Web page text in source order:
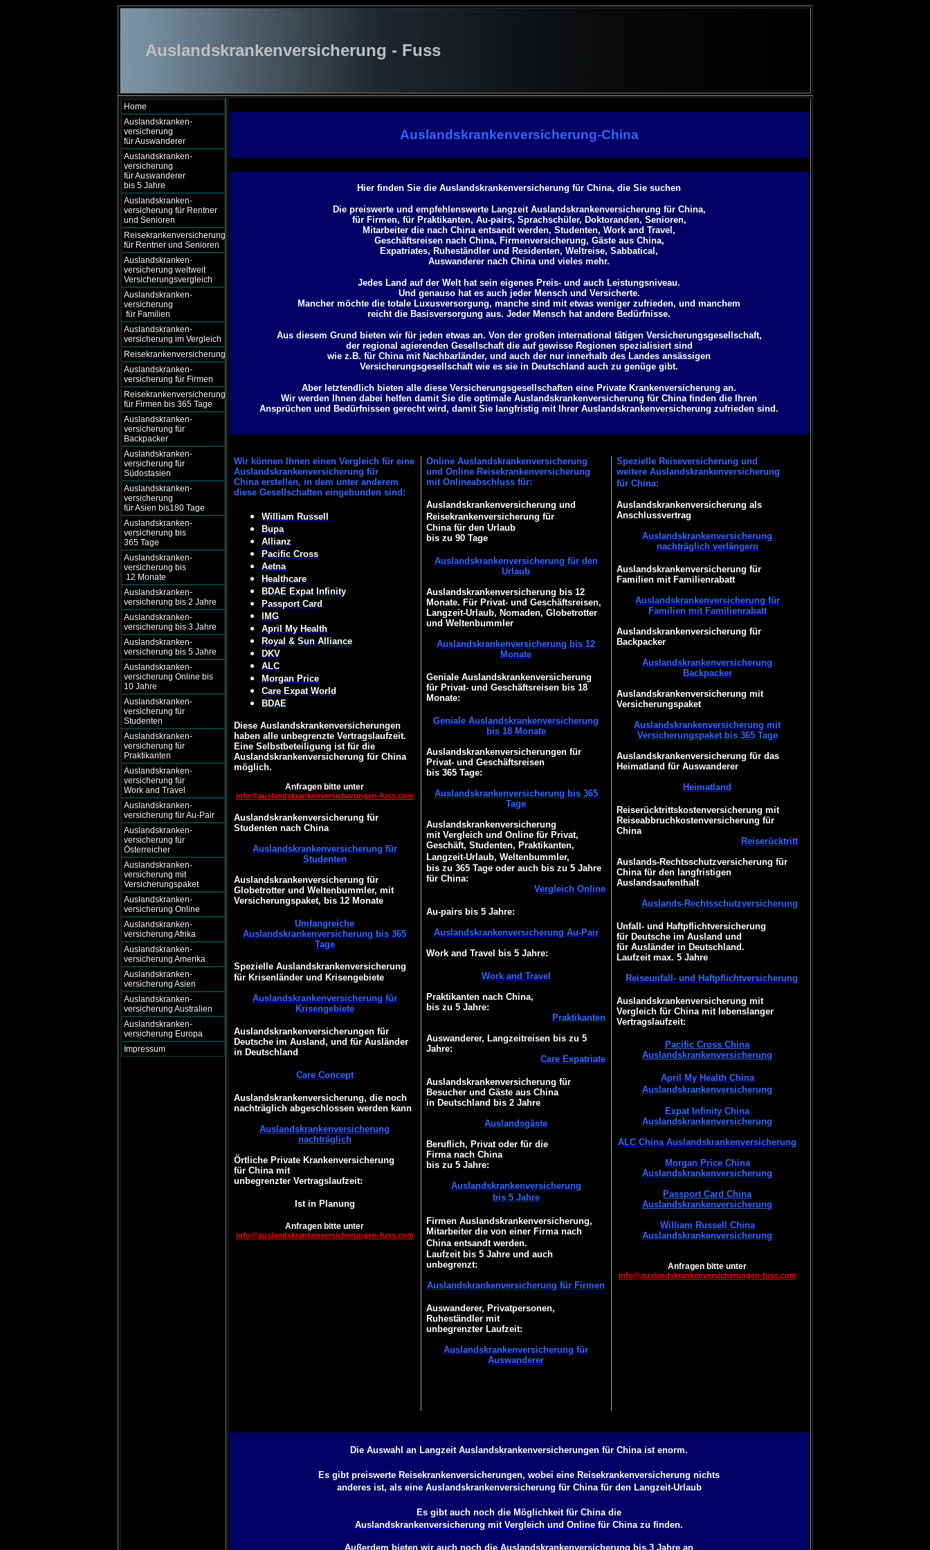
Auslandskrankenversicherung - Fuss
Home
Auslandskranken-
versicherung
für Auswanderer
Auslandskranken-
versicherung
für Auswanderer
bis 5 Jahre
Auslandskranken-
versicherung für Rentner
und Senioren
Reisekrankenversicherung
für Rentner und Senioren
Auslandskranken-
versicherung weltweit
Versicherungsvergleich
Auslandskranken-
versicherung
für Familien
Auslandskranken-
versicherung im Vergleich
Reisekrankenversicherung
Auslandskranken-
versicherung für Firmen
Reisekrankenversicherung
für Firmen bis 365 Tage
Auslandskranken-
versicherung für
Backpacker
Auslandskranken-
versicherung für
Südostasien
Auslandskranken-
versicherung
für Asien bis180 Tage
Auslandskranken-
versicherung bis
365 Tage
Auslandskranken-
versicherung bis
12 Monate
Auslandskranken-
versicherung bis 2 Jahre
Auslandskranken-
versicherung bis 3 Jahre
Auslandskranken-
versicherung bis 5 Jahre
Auslandskranken-
versicherung Online bis
10 Jahre
Auslandskranken-
versicherung für
Studenten
Auslandskranken-
versicherung für
Praktikanten
Auslandskranken-
versicherung für
Work and Travel
Auslandskranken-
versicherung für Au-Pair
Auslandskranken-
versicherung für
Österreicher
Auslandskranken-
versicherung mit
Versicherungspaket
Auslandskranken-
versicherung Online
Auslandskranken-
versicherung Afrika
Auslandskranken-
versicherung Amerika
Auslandskranken-
versicherung Asien
Auslandskranken-
versicherung Australien
Auslandskranken-
versicherung Europa
Impressum
Auslandskrankenversicherung-China
Hier finden Sie die Auslandskrankenversicherung für China, die Sie suchen
Die preiswerte und empfehlenswerte Langzeit Auslandskrankenversicherung für China,
für Firmen, für Praktikanten, Au-pairs, Sprachschüler, Doktoranden, Senioren,
Mitarbeiter die nach China entsandt werden, Studenten, Work and Travel,
Geschäftsreisen nach China, Firmenversicherung, Gäste aus China,
Expatriates, Ruheständler und Residenten, Weltreise, Sabbatical ,
Auswanderer nach China und vieles mehr.
Jedes Land auf der Welt hat sein eigenes Preis- und auch Leistungsniveau.
Und genauso hat es auch jeder Mensch und Versicherte.
Mancher möchte die totale Luxusversorgung, manche sind mit etwas weniger zufrieden, und manchem
reicht die Basisversorgung aus. Jeder Mensch hat andere Bedürfnisse.
Aus diesem Grund bieten wir für jeden etwas an. Von der großen international tätigen Versicherungsgesellschaft,
der regional agierenden Gesellschaft die auf gewisse Regionen spezialisiert sind
wie z.B. für China mit Nachbarländer, und auch der nur innerhalb des Landes ansässigen
Versicherungsgesellschaft wie es sie in Deutschland auch zu genüge gibt.
Aber letztendlich bieten alle diese Versicherungsgesellschaften eine Private Krankenversicherung an.
Wir werden Ihnen dabei helfen damit Sie die optimale Auslandskrankenversicherung für China finden die Ihren
Ansprüchen und Bedürfnissen gerecht wird, damit Sie langfristig mit Ihrer Auslandskrankenversicherung zufrieden sind.
Wir könnenIhnen einen Vergleich für eine
Auslandskrankenversicherung für
China erstellen, in dem unter anderem
diese Gesellschaften eingebunden sind:
William Russell
Bupa
Allianz
Pacific Cross
Aetna
Healthcare
BDAE Expat Infinity
Passport Card
IMG
April My Health
Royal & Sun Alliance
DKV
ALC
Morgan Price
Care Expat World
BDAE
Diese Auslandskrankenversicherungen
haben alle unbegrenzte Vertragslaufzeit.
Eine Selbstbeteiligung ist für die
Auslandskrankenversicherung für China
möglich.
Anfragen bitte unter
info@auslandskrankenversicherungen-fuss.com
Auslandskrankenversicherung für
Studenten nach China
Auslandskrankenversicherung für
Studenten
Auslandskrankenversicherung für
Globetrotter und Weltenbummler, mit
Versicherungspaket, bis 12 Monate
Umfangreiche
Auslandskrankenversicherung bis 365
Tage
Spezielle Auslandskrankenversicherung
für Krisenländer und Krisengebiete
Auslandskrankenversicherung für
Krisengebiete
Auslandskrankenversicherungen für
Deutsche im Ausland, und für Ausländer
in Deutschland
Care Concept
Auslandskrankenversicherung, die noch
nachträglich abgeschlossen werden kann
Auslandskrankenversicherung
nachträglich
Örtliche Private Krankenversicherung
für China mit
unbegrenzter Vertragslaufzeit:
Ist in Planung
Anfragen bitte unter
info@auslandskrankenversicherungen-fuss.com
Online Auslandskrankenversicherung
und Online Reisekrankenversicherung
mit Onlineabschluss für:
Auslandskrankenversicherung und
Reisekrankenversicherung für
China für den Urlaub
bis zu 90 Tage
Auslandskrankenversicherung für den
Urlaub
Auslandskrankenversicherung bis 12
Monate. Für Privat- und Geschäftsreisen,
Langzeit-Urlaub, Nomaden, Globetrotter
und Weltenbummler
Auslandskrankenversicherung bis 12
Monate
Geniale Auslandskrankenversicherung
für Privat- und Geschäftsreisen bis 18
Monate:
Geniale Auslandskrankenversicherung
bis 18 Monate
Auslandskrankenversicherungen für
Privat- und Geschäftsreisen
bis 365 Tage:
Auslandskrankenversicherung bis 365
Tage
Auslandskrankenversicherung
mit Vergleich und Online für Privat,
Geschäft, Studenten, Praktikanten,
Langzeit-Urlaub, Weltenbummler,
bis zu 365 Tage oder auch bis zu 5 Jahre
für China:
Vergleich Online
Au-pairs bis 5 Jahre:
Auslandskrankenversicherung Au-Pair
Work and Travel bis 5 Jahre:
Work and Travel
Praktikanten nach China,
bis zu 5 Jahre:
Praktikanten
Auswanderer, Langzeitreisen bis zu 5
Jahre:
Care Expatriate
Auslandskrankenversicherung für
Besucher und Gäste aus China
in Deutschland bis 2 Jahre
Auslandsgäste
Beruflich, Privat oder für die
Firma nach China
bis zu 5 Jahre:
Auslandskrankenversicherung
bis 5 Jahre
Firmen Auslandskrankenversicherung,
Mitarbeiter die von einer Firma nach
China entsandt werden.
Laufzeit bis 5 Jahre und auch
unbegrenzt:
Auslandskrankenversicherung für Firmen
Auswanderer, Privatpersonen,
Ruheständler mit
unbegrenzter Laufzeit:
Auslandskrankenversicherung für
Auswanderer
Spezielle Reiseversicherung und
weitere Auslandskrankenversicherung
für China:
Auslandskrankenversicherung als
Anschlussvertrag
Auslandskrankenversicherung
nachträglich verlängern
Auslandskrankenversicherung für
Familien mit Familienrabatt
Auslandskrankenversicherung für
Familien mit Familienrabatt
Auslandskrankenversicherung für
Backpacker
Auslandskrankenversicherung
Backpacker
Auslandskrankenversicherung mit
Versicherungspaket
Auslandskrankenversicherung mit
Versicherungspaket bis 365 Tage
Auslandskrankenversicherung für das
Heimatland für Auswanderer
Heimatland
Reiserücktrittskostenversicherung mit
Reiseabbruchkostenversicherung für
China
Reiserücktritt
Auslands-Rechtsschutzversicherung für
China für den langfristigen
Auslandsaufenthalt
Auslands-Rechtsschutzversicherung
Unfall- und Haftpflichtversicherung
für Deutsche im Ausland und
für Ausländer in Deutschland.
Laufzeit max. 5 Jahre
Reiseunfall- und Haftpflichtversicherung
Auslandskrankenversicherung mit
Vergleich für China mit lebenslanger
Vertragslaufzeit:
Pacific Cross China
Auslandskrankenversicherung
April My Health China
Auslandskrankenversicherung
Expat Infinity China
Auslandskrankenversicherung
ALC China Auslandskrankenversicherung
Morgan Price China
Auslandskrankenversicherung
Passport Card China
Auslandskrankenversicherung
William Russell China
Auslandskrankenversicherung
Anfragen bitte unter
info@auslandskrankenversicherungen-fuss.com
Die Auswahl an Langzeit Auslandskrankenversicherungen für China ist enorm.
Es gibt preiswerte Reisekrankenversicherungen, wobei eine Reisekrankenversicherung nichts
anderes ist, als eine Auslandskrankenversicherung für Chinafür den Langzeit-Urlaub
Es gibt auch noch die Möglichkeit für China die
Auslandskrankenversicherung mit Vergleich und Online für Chinazu finden.
Außerdem bieten wir auch noch die Auslandskrankenversicherung bis 3 Jahre an